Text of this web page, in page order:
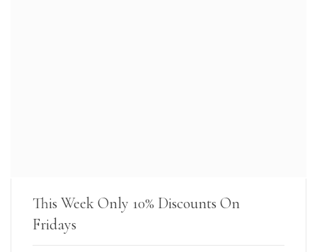
This Week Only 10% Discounts On
Fridays